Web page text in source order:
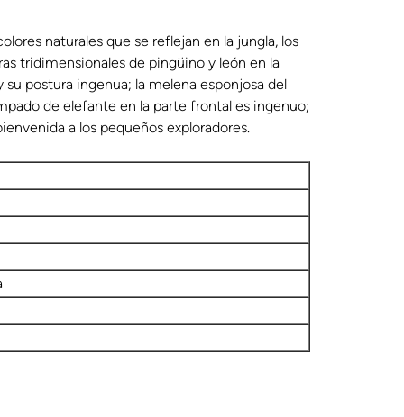
naturales que se reflejan en la jungla, los
tridimensionales de pingüino y león en la
postura ingenua; la melena esponjosa del
de elefante en la parte frontal es ingenuo;
a los pequeños exploradores.